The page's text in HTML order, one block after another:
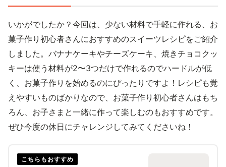
いかがでしたか？今回は、少ない材料で手軽に作れる、お
菓子作り初心者さんにおすすめのスイーツレシピをご紹介
しました。バナナケーキやチーズケーキ、焼きチョコクッ
キーは使う材料が2〜3つだけで作れるのでハードルが低
く、お菓子作りを始めるのにぴったりですよ！レシピも覚
えやすいものばかりなので、お菓子作り初心者さんはもち
ろん、お子さまと一緒に作って楽しむのもおすすめです。
ぜひ今度の休日にチャレンジしてみてくださいね！
こちらもおすすめ